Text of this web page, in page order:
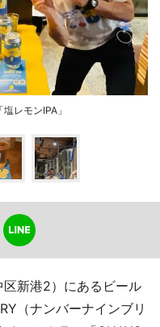
レモンIPA」
新港2）にあるビール
（ナンバーナインブリ